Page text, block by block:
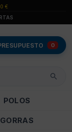
€
0
POLOS
GORRAS